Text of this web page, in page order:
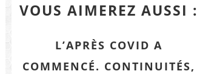
VOUS AIMEREZ AUSSI :
L’APRÈS COVID A
COMMENCÉ. CONTINUITÉS,